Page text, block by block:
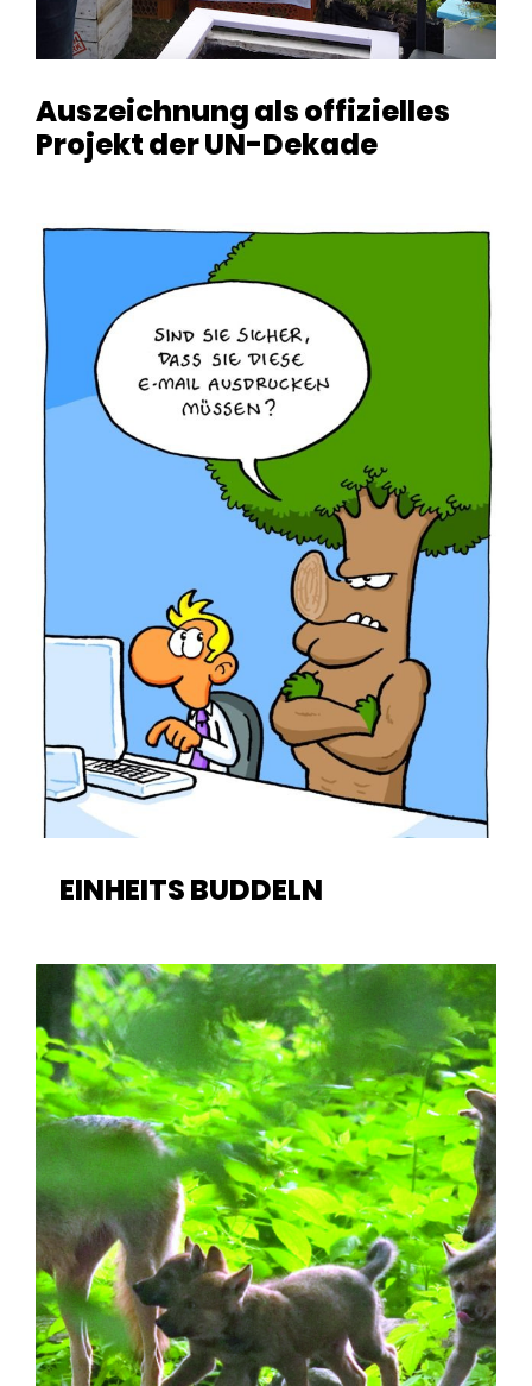
Auszeichnung als offizielles
Projekt der UN-Dekade
EINHEITS BUDDELN